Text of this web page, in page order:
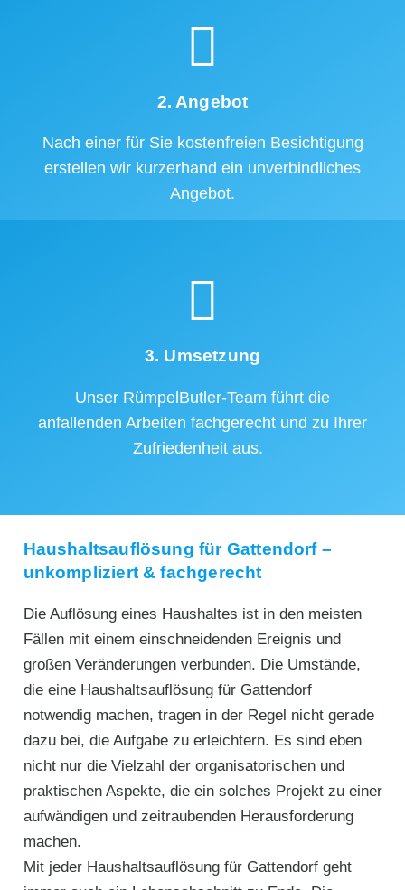
2. Angebot
Nach einer für Sie kostenfreien Besichtigung
erstellen wir kurzerhand ein unverbindliches
Angebot.
3. Umsetzung
Unser RümpelButler-Team führt die
anfallenden Arbeiten fachgerecht und zu Ihrer
Zufriedenheit aus.
Haushaltsauflösung für Gattendorf –
unkompliziert & fachgerecht
Die Auflösung eines Haushaltes ist in den meisten
Fällen mit einem einschneidenden Ereignis und
großen Veränderungen verbunden. Die Umstände,
die eine Haushaltsauflösung für Gattendorf
notwendig machen, tragen in der Regel nicht gerade
dazu bei, die Aufgabe zu erleichtern. Es sind eben
nicht nur die Vielzahl der organisatorischen und
praktischen Aspekte, die ein solches Projekt zu einer
aufwändigen und zeitraubenden Herausforderung
machen.
Mit jeder Haushaltsauflösung für Gattendorf geht